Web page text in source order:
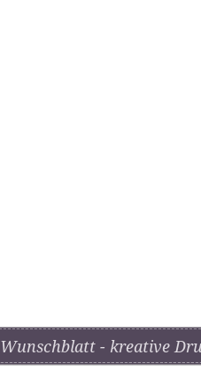
Wunschblatt - kreative